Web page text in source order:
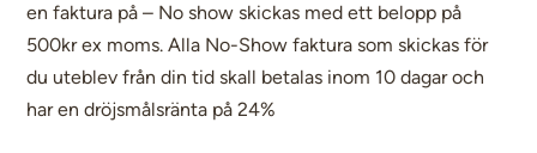
en faktura på – No show skickas med ett belopp på
500kr ex moms. Alla No-Show faktura som skickas för
du uteblev från din tid skall betalas inom 10 dagar och
har en dröjsmålsränta på 24%